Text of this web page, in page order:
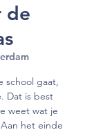
de
school gaat,
Dat is best
weet wat je
het einde